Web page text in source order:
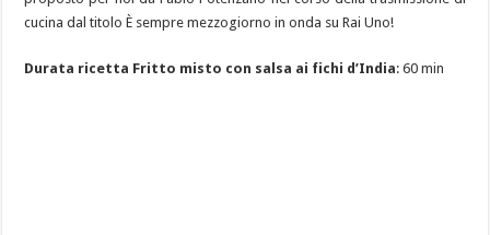
cucina dal titolo È sempre mezzogiorno in onda su Rai Uno!
Durata ricetta Fritto misto con salsa ai fichi d’India: 60 min